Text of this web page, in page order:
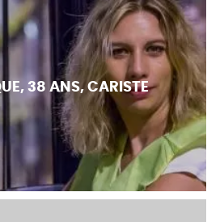
38 ANS, CARISTE